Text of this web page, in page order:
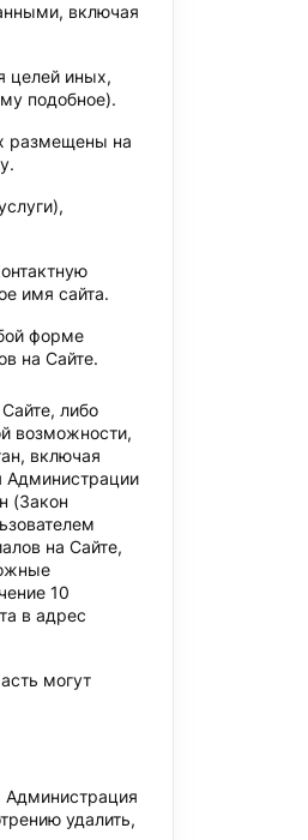
включая
целей иных,
подобное).
размещены на
имя сайта.
форме
на Сайте.
либо
возможности,
включая
Администрации
(Закон
на Сайте,
10
в адрес
могут
Администрация
удалить,